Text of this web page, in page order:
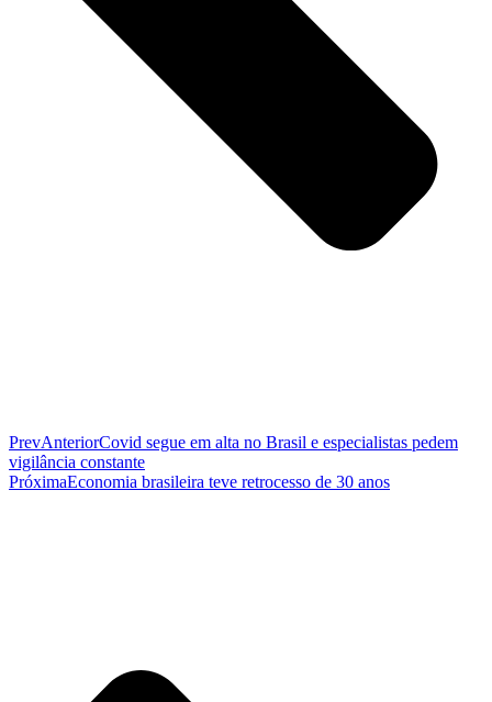
PrevAnteriorCovid segue em alta no Brasil e especialistas pedem
vigilância constante
PróximaEconomia brasileira teve retrocesso de 30 anos